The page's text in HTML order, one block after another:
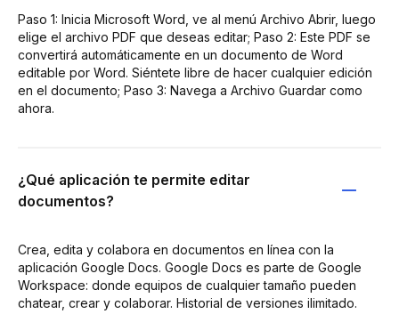
Paso 1: Inicia Microsoft Word, ve al menú Archivo Abrir, luego
elige el archivo PDF que deseas editar; Paso 2: Este PDF se
convertirá automáticamente en un documento de Word
editable por Word. Siéntete libre de hacer cualquier edición
en el documento; Paso 3: Navega a Archivo Guardar como
ahora.
¿Qué aplicación te permite editar
documentos?
Crea, edita y colabora en documentos en línea con la
aplicación Google Docs. Google Docs es parte de Google
Workspace: donde equipos de cualquier tamaño pueden
chatear, crear y colaborar. Historial de versiones ilimitado.